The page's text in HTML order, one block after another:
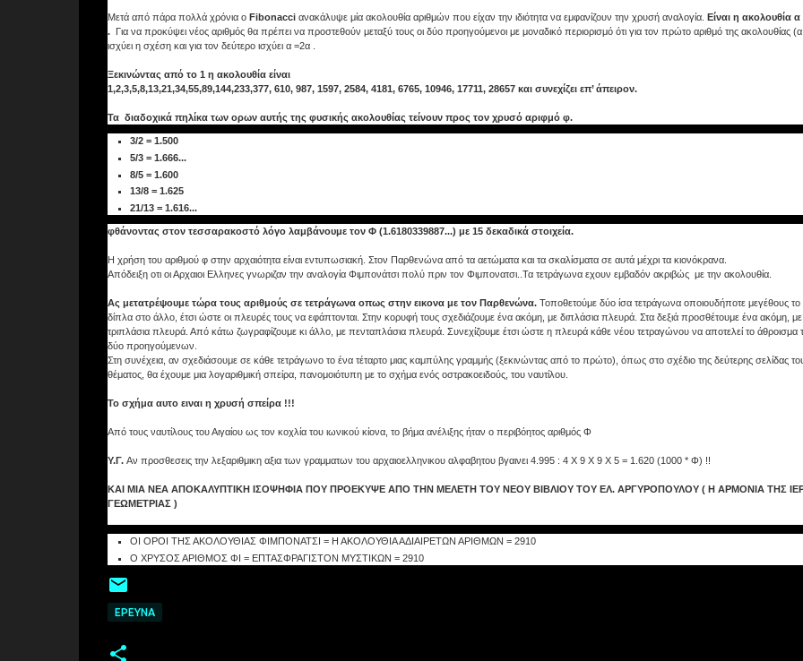
Μετά από πάρα πολλά χρόνια οFibonacci ανακάλυψε μία ακολουθία αριθμών που είχαν την ιδιότητα να εμφανίζουν την χρυσή αναλογία. Είναι η ακολουθία
.Για να προκύψει νέος αριθμός θα πρέπει να προστεθούν μεταξύ τους οι δύο προηγούμενοι με μοναδικό περιορισμό ότι για τον πρώτο αριθμό της ακολουθίας
ισχύει η σχέση και για τον δεύτερο ισχύει α =2α .
Ξεκινώντας από το 1 η ακολουθία είναι
1,2,3,5,8,13,21,34,55,89,144,233,377, 610, 987, 1597, 2584, 4181, 6765, 10946, 17711, 28657 και συνεχίζει επ’ άπειρον.
Τα διαδοχικά πηλίκα των ορων αυτής της φυσικής ακολουθίας τείνουν προς τον χρυσό αριφμό φ.
3/2 = 1.500
5/3 = 1.666...
8/5 = 1.600
13/8 = 1.625
21/13 = 1.616...
φθάνοντας στον τεσσαρακοστό λόγο λαμβάνουμε τον Φ (1.6180339887...) με 15 δεκαδικά στοιχεία.
Η χρήση του αριθμού φ στην αρχαιότητα είναι εντυπωσιακή. Στον Παρθενώνα από τα αετώματα και τα σκαλίσματα σε αυτά μέχρι τα κιονόκρανα.
Απόδειξη οτι οι Αρχαιοι Ελληνες γνωριζαν την αναλογία Φιμπονάτσι πολύ πριν τον Φιμπονατσι..Τα τετράγωνα εχουν εμβαδόν ακριβώς με την ακολουθία.
Ας μετατρέψουμε τώρα τους αριθμούς σε τετράγωνα οπως στην εικονα με τον Παρθενώνα.Τοποθετούμε δύο ίσα τετράγωνα οποιουδήποτε μεγέθους το
δίπλα στο άλλο, έτσι ώστε οι πλευρές τους να εφάπτονται. Στην κορυφή τους σχεδιάζουμε ένα ακόμη, με διπλάσια πλευρά. Στα δεξιά προσθέτουμε ένα ακόμη, με
τριπλάσια πλευρά. Από κάτω ζωγραφίζουμε κι άλλο, με πενταπλάσια πλευρά. Συνεχίζουμε έτσι ώστε η πλευρά κάθε νέου τετραγώνου να αποτελεί το άθροισμα
δύο προηγούμενων.
Στη συνέχεια, αν σχεδιάσουμε σε κάθε τετράγωνο το ένα τέταρτο μιας καμπύλης γραμμής (ξεκινώντας από το πρώτο), όπως στο σχέδιο της δεύτερης σελίδας
θέματος, θα έχουμε μια λογαριθμική σπείρα, πανομοιότυπη με το σχήμα ενός οστρακοειδούς, του ναυτίλου.
Το σχήμα αυτο ειναι η χρυσή σπείρα !!!
Από τους ναυτίλους του Αιγαίου ως τον κοχλία του ιωνικού κίονα, το βήμα ανέλιξης ήταν ο περιβόητος αριθμός Φ
Υ.Γ.Αν προσθεσεις την λεξαριθμικη αξια των γραμματων του αρχαιοελληνικου αλφαβητου βγαινει 4.995 : 4 Χ 9 Χ 9 Χ 5 = 1.620 (1000 * Φ) !!
ΚΑΙ ΜΙΑ ΝΕΑ ΑΠΟΚΑΛΥΠΤΙΚΗ ΙΣΟΨΗΦΙΑ ΠΟΥ ΠΡΟΕΚΥΨΕ ΑΠΟ ΤΗΝ ΜΕΛΕΤΗ ΤΟΥ ΝΕΟΥ ΒΙΒΛΙΟΥ ΤΟΥ ΕΛ. ΑΡΓΥΡΟΠΟΥΛΟΥ ( Η ΑΡΜΟΝΙΑ ΤΗΣ
ΓΕΩΜΕΤΡΙΑΣ )
ΟΙ ΟΡΟΙ ΤΗΣ ΑΚΟΛΟΥΘΙΑΣ ΦΙΜΠΟΝΑΤΣΙ = Η ΑΚΟΛΟΥΘΙΑ ΑΔΙΑΙΡΕΤΩΝ ΑΡΙΘΜΩΝ = 2910
Ο ΧΡΥΣΟΣ ΑΡΙΘΜΟΣ ΦΙ = ΕΠΤΑΣΦΡΑΓΙΣΤΟΝ ΜΥΣΤΙΚΩΝ = 2910
EΡΕΥΝΑ